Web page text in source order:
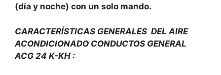
(día y noche) con un solo mando.
CARACTERÍSTICAS GENERALES DEL AIRE
ACONDICIONADO CONDUCTOS GENERAL
ACG 24 K-KH :